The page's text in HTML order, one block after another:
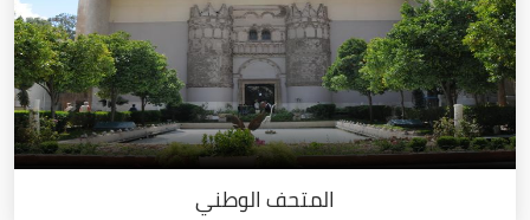
المتحف الوطني